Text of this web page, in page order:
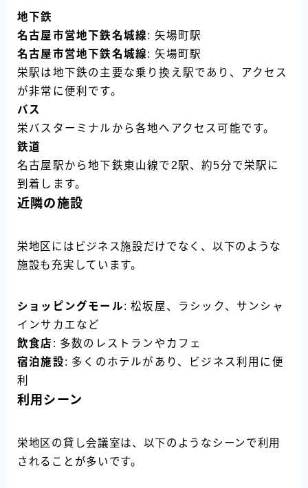
地下鉄
名古屋市営地下鉄名城線: 矢場町駅
名古屋市営地下鉄名城線: 矢場町駅
栄駅は地下鉄の主要な乗り換え駅であり、アクセス
が非常に便利です。
バス
栄バスターミナルから各地へアクセス可能です。
鉄道
名古屋駅から地下鉄東山線で2駅、約5分で栄駅に
到着します。
近隣の施設
栄地区にはビジネス施設だけでなく、以下のような
施設も充実しています。
ショッピングモール: 松坂屋、ラシック、サンシャ
インサカエなど
飲食店 : 多数のレストランやカフェ
宿泊施設: 多くのホテルがあり、ビジネス利用に便
利
利用シーン
栄地区の貸し会議室は、以下のようなシーンで利用
されることが多いです。